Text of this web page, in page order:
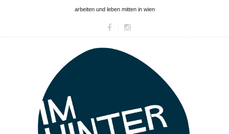
arbeiten und leben mitten in wien